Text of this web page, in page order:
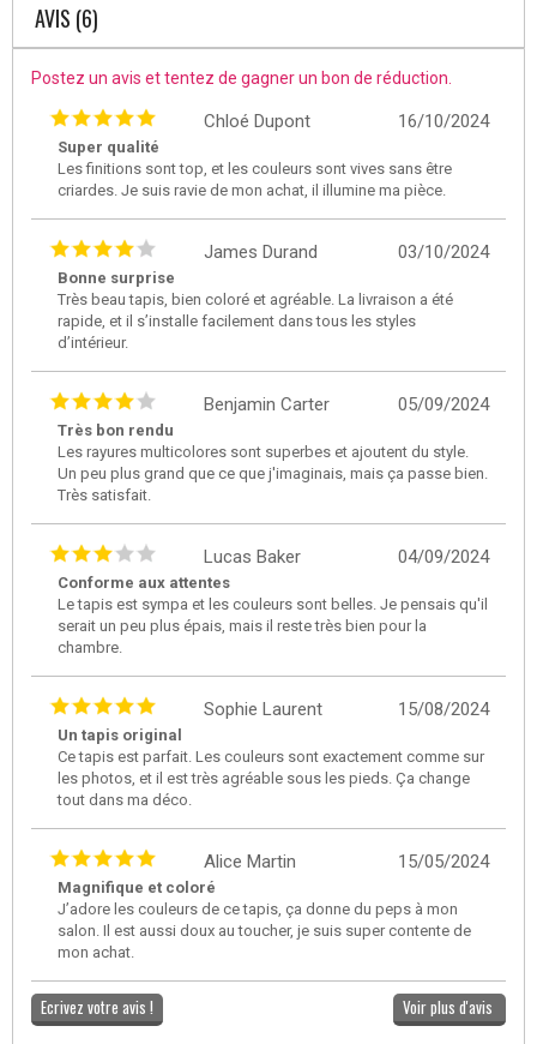
AVIS (6)
Postez un avis et tentez de gagner un bon de réduction.
16/10/2024
Chloé Dupont
Super qualité
Les finitions sont top, et les couleurs sont vives sans être
criardes. Je suis ravie de mon achat, il illumine ma pièce.
03/10/2024
James Durand
Bonne surprise
Très beau tapis, bien coloré et agréable. La livraison a été
rapide, et il s’installe facilement dans tous les styles
d’intérieur.
05/09/2024
Benjamin Carter
Très bon rendu
Les rayures multicolores sont superbes et ajoutent du style.
Un peu plus grand que ce que j'imaginais, mais ça passe bien.
Très satisfait.
04/09/2024
Lucas Baker
Conforme aux attentes
Le tapis est sympa et les couleurs sont belles. Je pensais qu'il
serait un peu plus épais, mais il reste très bien pour la
chambre.
15/08/2024
Sophie Laurent
Un tapis original
Ce tapis est parfait. Les couleurs sont exactement comme sur
les photos, et il est très agréable sous les pieds. Ça change
tout dans ma déco.
15/05/2024
Alice Martin
Magnifique et coloré
J’adore les couleurs de ce tapis, ça donne du peps à mon
salon. Il est aussi doux au toucher, je suis super contente de
mon achat.
Ecrivez votre avis ! Voir plus d'avis